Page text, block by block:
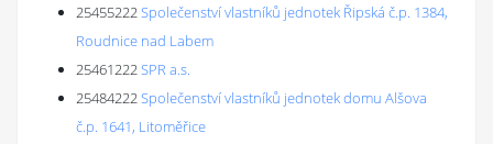
25455222Společenství vlastníků jednotek Řipská č.p. 1384,
Roudnice nad Labem
25461222SPR a.s.
25484222Společenství vlastníků jednotek domu Alšova
č.p. 1641, Litoměřice